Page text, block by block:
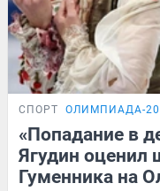
СПОРТ ОЛИМПИАДА-
«Попадание в
Ягудин оценил
Гуменника на